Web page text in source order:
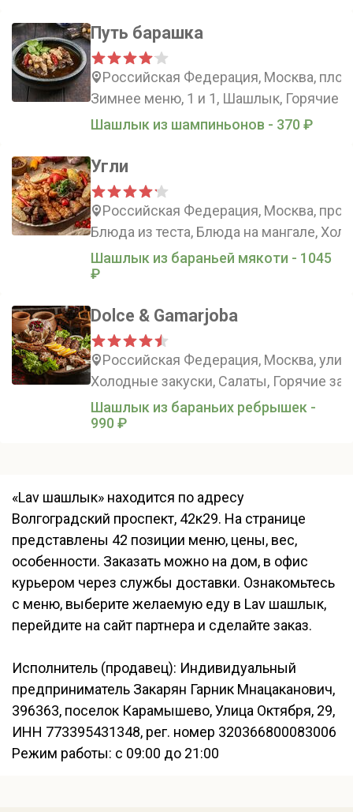
Путь барашка
Российская Федерация, Москва,
Зимнее меню, 1 и 1, Шашлык, Горячие
Шашлык из шампиньонов - 370 ₽
Угли
Российская Федерация, Москва,
Блюда из теста, Блюда на мангале,
Шашлык из бараньей мякоти - 1045
₽
Dolce & Gamarjoba
Российская Федерация, Москва,
Холодные закуски, Салаты, Горячие
Шашлык из бараньих ребрышек -
990 ₽
«Lav шашлык» находится по адресу
Волгоградский проспект, 42к29. На странице
представлены 42 позиции меню, цены, вес,
особенности. Заказать можно на дом, в офис
курьером через службы доставки. Ознакомьтесь
с меню, выберите желаемую еду в Lav шашлык,
перейдите на сайт партнера и сделайте заказ.
Исполнитель (продавец): Индивидуальный
предприниматель Закарян Гарник Мнацаканович,
396363, поселок Карамышево, Улица Октября, 29,
ИНН 773395431348, рег. номер 320366800083006
Режим работы: с 09:00 до 21:00